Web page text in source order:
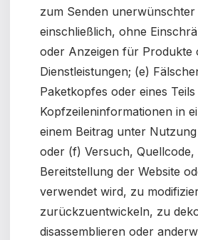
zum Senden unerwünschter
einschließlich, ohne
oder Anzeigen für Produkte
Dienstleistungen; (e)
Paketkopfes oder eines
Kopfzeileninformationen in
einem Beitrag unter Nutzung
oder (f) Versuch,
Bereitstellung der Website
verwendet wird, zu
zurückzuentwickeln, zu
disassemblieren oder